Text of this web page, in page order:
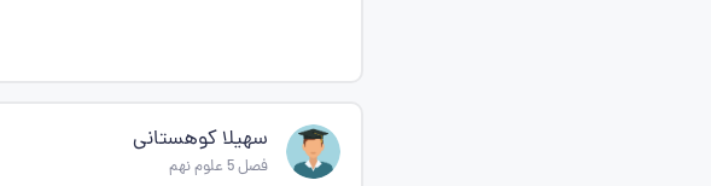
سهیلا کوهستانی
فصل 5 علوم نهم